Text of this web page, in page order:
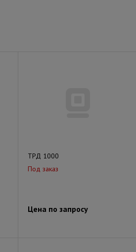
ТРД 1000
Под заказ
Цена по запросу